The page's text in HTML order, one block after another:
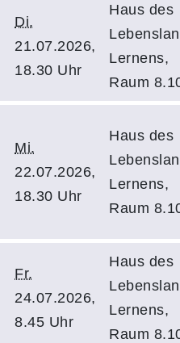
Di.
21.07.2026,
18.30 Uhr
Haus des
Lernens,
Raum
Mi.
22.07.2026,
18.30 Uhr
Haus des
Lernens,
Raum
Fr.
24.07.2026,
8.45 Uhr
Haus des
Lernens,
Raum